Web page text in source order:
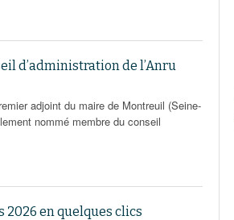
d’administration de l’Anru
adjoint du maire de Montreuil (Seine-
nommé membre du conseil
2026 en quelques clics